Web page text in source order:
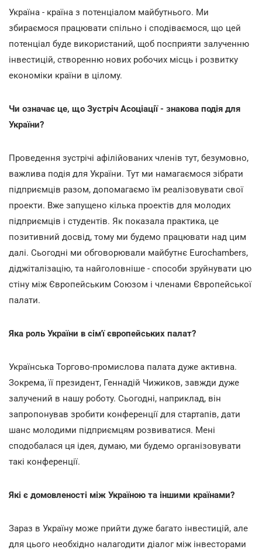
Україна - країна з потенціалом майбутнього. Ми
збираємося працювати спільно і сподіваємося, що цей
потенціал буде використаний, щоб посприяти залученню
інвестицій, створенню нових робочих місць і розвитку
економіки країни в цілому.
Чи означає це, що Зустріч Асоціації - знакова подія для
України?
Проведення зустрічі афілійованих членів тут, безумовно,
важлива подія для України. Тут ми намагаємося зібрати
підприємців разом, допомагаємо їм реалізовувати свої
проекти. Вже запущено кілька проектів для молодих
підприємців і студентів. Як показала практика, це
позитивний досвід, тому ми будемо працювати над цим
далі. Сьогодні ми обговорювали майбутнє Eurochambers,
діджіталізацію, та найголовніше - способи зруйнувати цю
стіну між Європейським Союзом і членами Європейської
палати.
Яка роль України в сім'ї європейських палат?
Українська Торгово-промислова палата дуже активна.
Зокрема, її президент, Геннадій Чижиков, завжди дуже
залучений в нашу роботу. Сьогодні, наприклад, він
запропонував зробити конференції для стартапів, дати
шанс молодими підприємцям розвиватися. Мені
сподобалася ця ідея, думаю, ми будемо організовувати
такі конференції.
Які є домовленості між Україною та іншими країнами?
Зараз в Україну може прийти дуже багато інвестицій, але
для цього необхідно налагодити діалог між інвесторами